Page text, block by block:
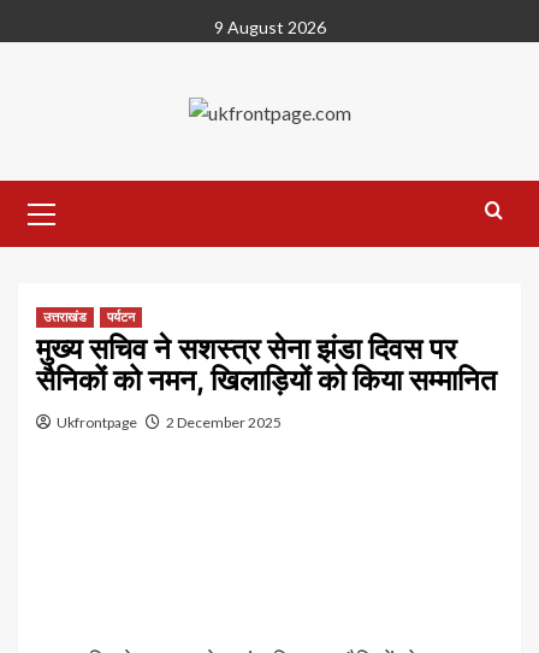
to
9 August 2026
Menu
उत्तराखंड पर्यटन
मुख्य सचिव ने सशस्त्र सेना झंडा दिवस पर
सैनिकों को नमन, खिलाड़ियों को किया सम्मानित
Ukfrontpage 2 December 2025